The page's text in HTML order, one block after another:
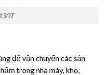
để vận chuyển các sản
trong nhà máy, kho,